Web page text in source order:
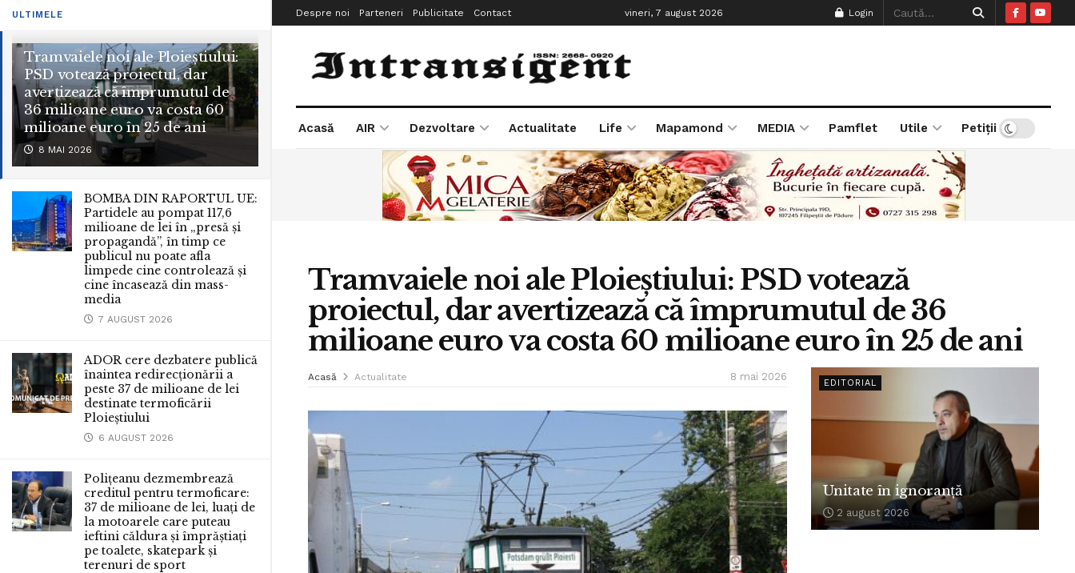
ULTIMELE
Tramvaiele noi ale Ploieștiului:
PSD votează proiectul, dar
avertizează că împrumutul de
36 milioane euro va costa 60
milioane euro în 25 de ani
8 MAI 2026
BOMBA DIN RAPORTUL UE:
Partidele au pompat 117,6
milioane de lei în „presă și
propagandă”, în timp ce
publicul nu poate afla
limpede cine controlează și
cine încasează din mass-
media
7 AUGUST 2026
ADOR cere dezbatere publică
înaintea redirecționării a
peste 37 de milioane de lei
destinate termoficării
Ploieștiului
6 AUGUST 2026
Polițeanu dezmembrează
creditul pentru termoficare:
37 de milioane de lei, luați de
la motoarele care puteau
ieftini căldura și împrăștiați
pe toalete, skatepark și
terenuri de sport
Despre noi Parteneri Publicitate Contact vineri, 7 august 2026 Login
Acasă AIR Dezvoltare Actualitate Life Mapamond MEDIA Pamflet Utile Petiții
Tramvaiele noi ale Ploieștiului: PSD votează
proiectul, dar avertizează că împrumutul de 36
milioane euro va costa 60 milioane euro în 25 de ani
Acasă Actualitate 8 mai 2026
EDITORIAL
Unitate în ignoranță
2 august 2026